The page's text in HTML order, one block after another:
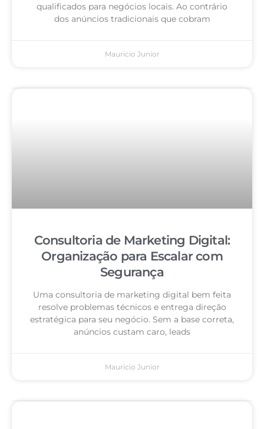
qualificados para negócios locais. Ao contrário
dos anúncios tradicionais que cobram
Mauricio Junior
Consultoria de Marketing Digital:
Organização para Escalar com
Segurança
Uma consultoria de marketing digital bem feita
resolve problemas técnicos e entrega direção
estratégica para seu negócio. Sem a base correta,
anúncios custam caro, leads
Mauricio Junior